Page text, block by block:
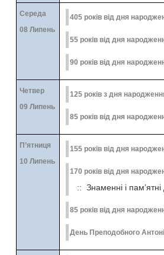
Середа
08 Липень
405 років від дня
55 років від дня
90 років від дня
Четвер
09 Липень
125 років з дня
85 років від дня
П’ятниця
10 Липень
155 років від дня
170 років від дня
:: Знаменні і пам’ятні
85 років від дня
День Преподобного